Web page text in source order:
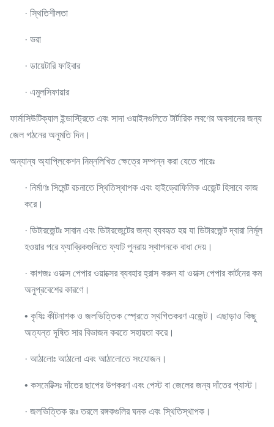
· স্থিতিশীলতা
· ভরা
· ডায়েটারি ফাইবার
· এমুলসিফায়ার
ফার্মাসিউটিক্যাল ইন্ডাস্ট্রিতে এবং সাদা ওয়াইনগুলিতে টার্টারিক লবণের অবসানের জন্য
জেল গঠনের অনুমতি দিন।
অন্যান্য অ্যাপ্লিকেশন নিম্নলিখিত ক্ষেত্রে সম্পন্ন করা যেতে পারেঃ
· নির্মাণঃ সিমেন্ট রচনাতে স্থিতিস্থাপক এবং হাইড্রোফিলিক এজেন্ট হিসাবে কাজ
করে।
· ডিটারজেন্টঃ সাবান এবং ডিটারজেন্টের জন্য ব্যবহৃত হয় যা ডিটারজেন্ট দ্বারা নির্মূল
হওয়ার পরে ফ্যাব্রিকগুলিতে ফ্যাট পুনরায় স্থাপনকে বাধা দেয়।
· কাগজঃ ওয়াক্স পেপার ওয়াক্সের ব্যবহার হ্রাস করুন যা ওয়াক্স পেপার কার্টনের কম
অনুপ্রবেশের কারণে।
• কৃষিঃ কীটনাশক ও জলভিত্তিক স্প্রেতে স্থগিতকরণ এজেন্ট। এছাড়াও কিছু
অত্যন্ত দূষিত সার বিভাজন করতে সহায়তা করে।
· আঠালোঃ আঠালো এবং আঠালোতে সংযোজন।
• কসমেটিক্সঃ দাঁতের ছাপের উপকরণ এবং পেস্ট বা জেলের জন্য দাঁতের প্যাস্ট।
· জলভিত্তিক রংঃ তরলে রঙ্গকগুলির ঘনক এবং স্থিতিস্থাপক।